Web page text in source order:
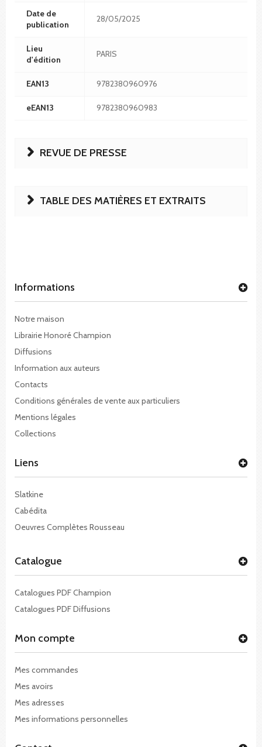
Date de
publication
28/05/2025
Lieu
d'édition
PARIS
EAN13 9782380960976
eEAN13 9782380960983
REVUE DE PRESSE
TABLE DES MATIÈRES ET EXTRAITS
Informations
Notre maison
Librairie Honoré Champion
Diffusions
Information aux auteurs
Contacts
Conditions générales de vente aux particuliers
Mentions légales
Collections
Liens
Slatkine
Cabédita
Oeuvres Complètes Rousseau
Catalogue
Catalogues PDF Champion
Catalogues PDF Diffusions
Mon compte
Mes commandes
Mes avoirs
Mes adresses
Mes informations personnelles